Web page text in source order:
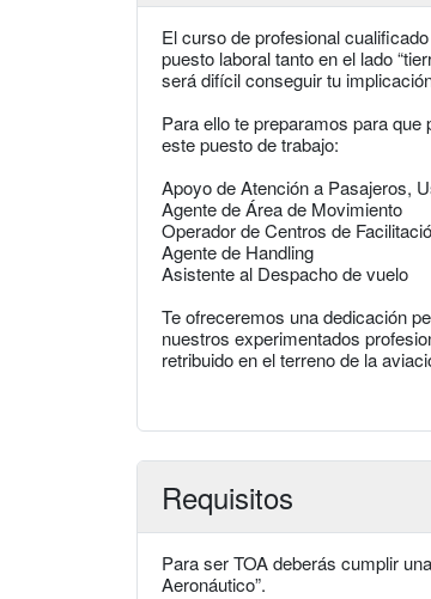
El curso de profesional
puesto laboral tanto en el lado
será difícil conseguir tu
Para ello te preparamos para
este puesto de trabajo:
Apoyo de Atención a Pasajeros,
Agente de Área de Movimiento
Operador de Centros de
Agente de Handling
Asistente al Despacho de vuelo
Te ofreceremos una dedicación
nuestros experimentados
retribuido en el terreno de la
Requisitos
Para ser TOA deberás cumplir
Aeronáutico”.